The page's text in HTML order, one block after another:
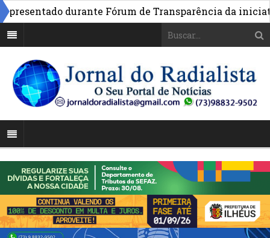
durante Fórum de Transparência da iniciativa